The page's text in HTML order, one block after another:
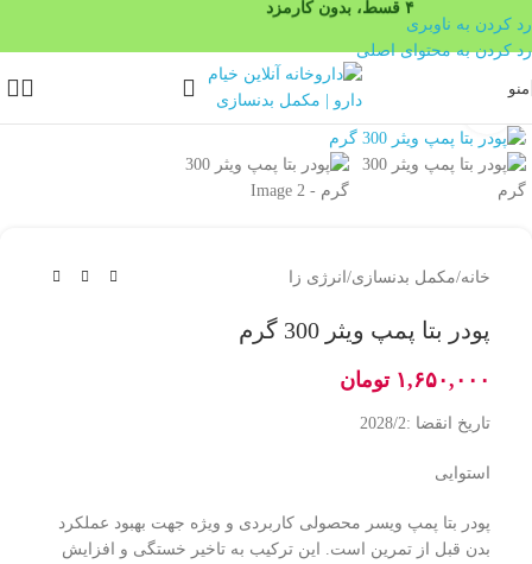
رد کردن به ناوبری
رد کردن به محتوای اصلی
منو
بزرگنمایی تصویر
خانه/مکمل بدنسازی/ انرژی زا
پودر بتا پمپ ویثر 300 گرم
۱,۶۵۰,۰۰۰ تومان
تاریخ انقضا :2028/2
استوایی
پودر بتا پمپ ویسر محصولی کاربردی و ویژه جهت بهبود عملکرد
بدن قبل از تمرین است. این ترکیب به تاخیر خستگی و افزایش